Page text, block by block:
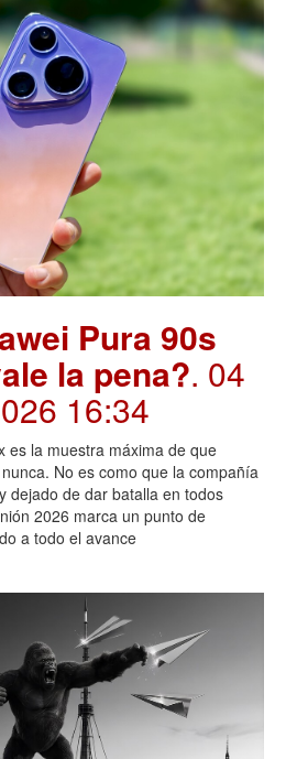
Pura 90s
la pena?. 04
16:34
es la muestra máxima de que
No es como que la compañía
dejado de dar batalla en todos
2026 marca un punto de
a todo el avance